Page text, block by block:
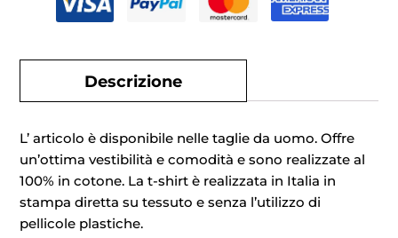
Descrizione
L’ articolo è disponibile nelle taglie da uomo. Offre
un’ottima vestibilità e comodità e sono realizzate al
100% in cotone. La t-shirt è realizzata in Italia in
stampa diretta su tessuto e senza l’utilizzo di
pellicole plastiche.